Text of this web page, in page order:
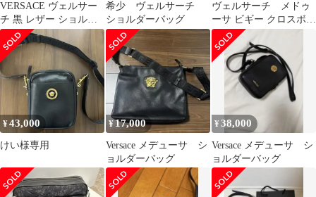
VERSACE ヴェルサー
チ 黒 レザー ショルダ
ーバッグ
希少 ヴェルサーチ
ショルダーバッグ
ヴェルサーチ メドゥ
ーサ ビギー クロスボデ
ィ バッグ
¥43,000
けい様専用
¥17,000
Versace メデューサ シ
ョルダーバッグ
¥38,000
Versace メデューサ シ
ョルダーバッグ